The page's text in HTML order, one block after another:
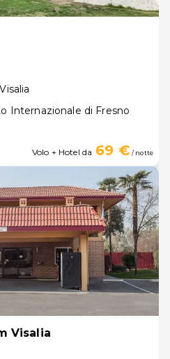
Internazionale di Fresno
Volo + Hotel da 69 €/ notte
Visalia